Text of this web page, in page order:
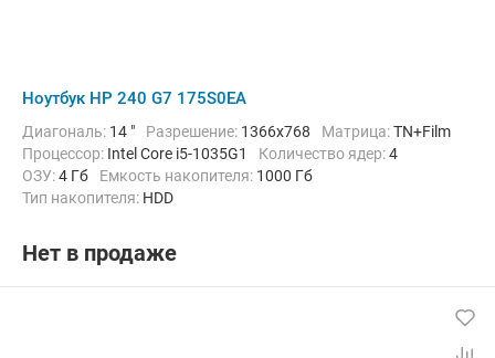
Ноутбук HP 240 G7 175S0EA
Диагональ: 14 " Разрешение: 1366x768 Матрица:TN+Film
Процессор: Intel Core i5-1035G1 Количество ядер:4
ОЗУ:4 Гб Емкость накопителя: 1000 Гб
Тип накопителя: HDD
Операционная система:
Нет в продаже